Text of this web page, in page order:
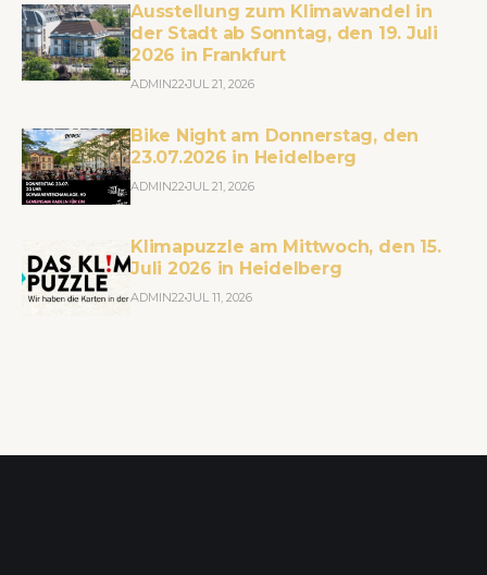
Ausstellung zum Klimawandel in
der Stadt ab Sonntag, den 19. Juli
2026 in Frankfurt
ADMIN22 JUL 21, 2026
Bike Night am Donnerstag, den
23.07.2026 in Heidelberg
ADMIN22 JUL 21, 2026
Klimapuzzle am Mittwoch, den 15.
Juli 2026 in Heidelberg
ADMIN22 JUL 11, 2026